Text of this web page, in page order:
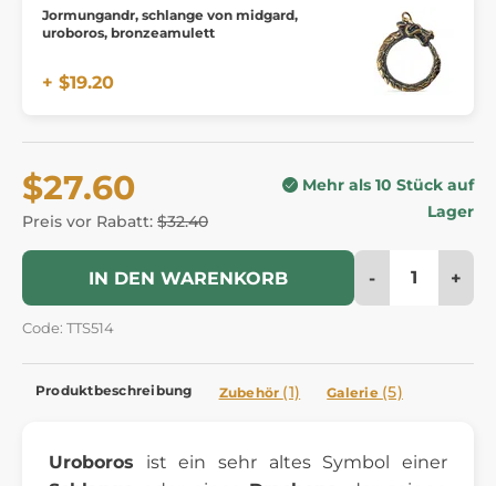
Jormungandr, schlange von midgard,
uroboros, bronzeamulett
+ $19.20
$27.60
Preis vor Rabatt: $32.40
Mehr als 10 Stück auf
Lager
IN DEN WARENKORB - +
Code: TTS514
Produktbeschreibung Zubehör (1) Galerie (5)
Uroboros ist ein sehr altes Symbol einer